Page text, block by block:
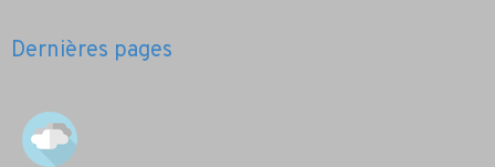
Dernières pages